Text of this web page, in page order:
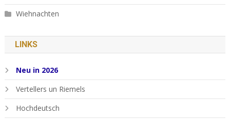
Wiehnachten
LINKS
Neu in 2026
Vertellers un Riemels
Hochdeutsch